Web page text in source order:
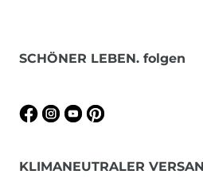
SCHÖNER LEBEN. folgen
KLIMANEUTRALER